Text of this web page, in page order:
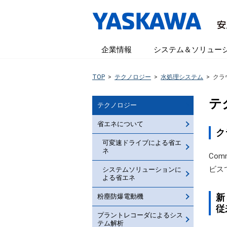
企業情報 システム＆ソリュー
TOP > テクノロジー > 水処理システム > クラ
テ
ビス
新
従
テクノロジー
省エネについて
可変速ドライブによる省エ
ネ
システムソリューションに
よる省エネ
粉塵防爆電動機
プラントレコーダによるシス
テム解析